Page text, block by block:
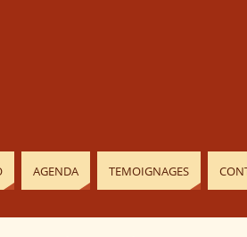
AGENDA TEMOIGNAGES